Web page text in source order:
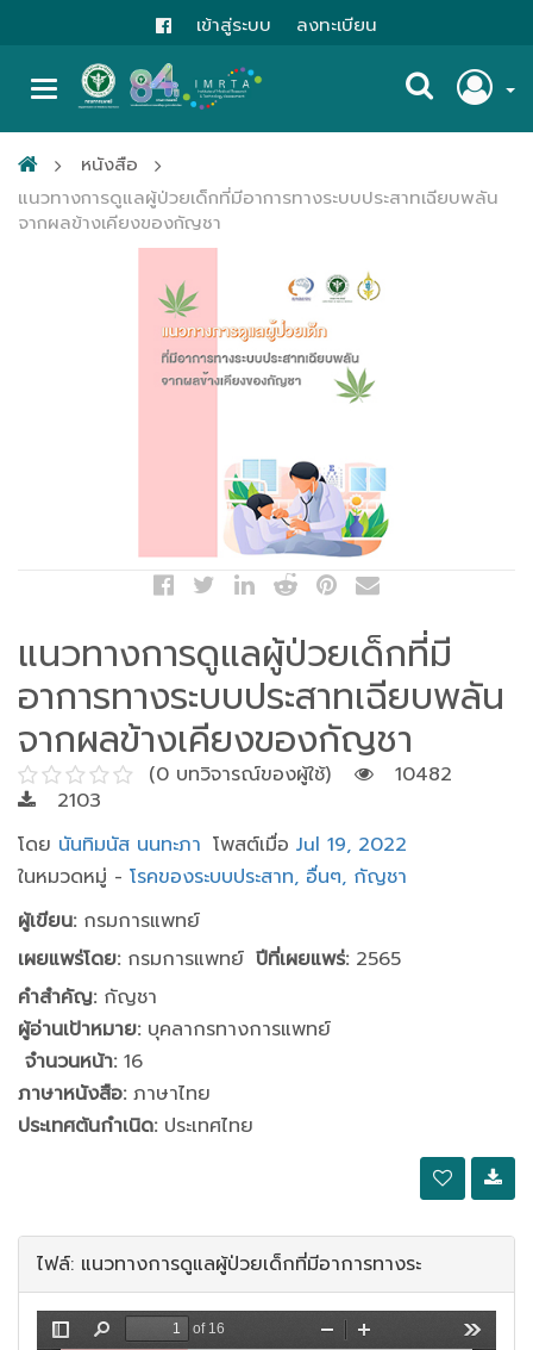
เข้าสู่ระบบ ลงทะเบียน
หนังสือ
แนวทางการดูแลผู้ป่วยเด็กที่มีอาการทางระบบประสาทเฉียบพลัน
จากผลข้างเคียงของกัญชา
แนวทางการดูแลผู้ป่วยเด็กที่มี
อาการทางระบบประสาทเฉียบพลัน
จากผลข้างเคียงของกัญชา
(0 บทวิจารณ์ของผู้ใช้)
10482
2103
โดย นันทิมนัส นนทะภา โพสต์เมื่อ Jul 19, 2022
ในหมวดหมู่ - โรคของระบบประสาท, อื่นๆ, กัญชา
ผู้เขียน:กรมการแพทย์
เผยแพร่โดย:กรมการแพทย์ ปีที่เผยแพร่:2565
คำสำคัญ:กัญชา
ผู้อ่านเป้าหมาย:บุคลากรทางการแพทย์
จำนวนหน้า:16
ภาษาหนังสือ:ภาษาไทย
ประเทศต้นกำเนิด:ประเทศไทย
ไฟล์: แนวทางการดูแลผู้ป่วยเด็กที่มีอาการทางระ